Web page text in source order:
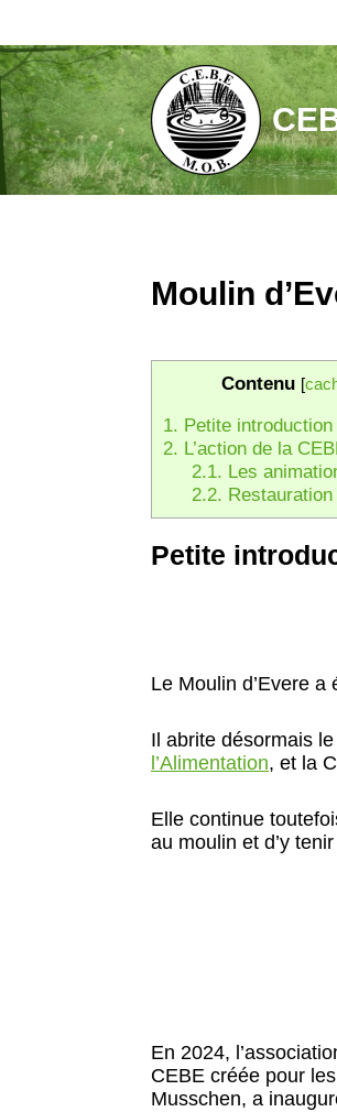
Aller
au
contenu
Moulin
Contenu [
1. Petite introduction
2. L’action de la
2.1. Les
2.2.
Petite
Le Moulin d’Evere a
Il abrite désormais
l’Alimentation, et la
Elle continue
au moulin et d’y
En 2024,
CEBE créée pour
Musschen, a